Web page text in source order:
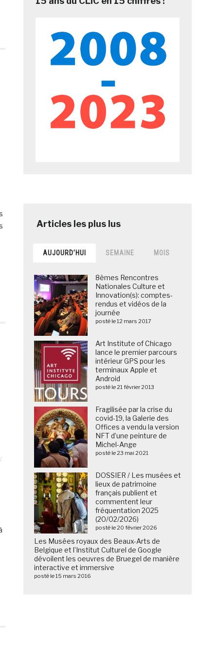
AUJOURD’HUI SEMAINE MOIS
8èmes Rencontres
Nationales Culture et
Innovation(s): comptes-
rendus et vidéos de la
journée
posté le 12 mars 2017
Art Institute of Chicago
lance le premier parcours
intérieur GPS pour les
terminaux Apple et
Android
posté le 21 février 2013
Fragilisée par la crise du
covid-19, la Galerie des
Offices a vendu la version
NFT d’une peinture de
Michel-Ange
posté le 23 mai 2021
DOSSIER / Les musées et
lieux de patrimoine
français publient et
commentent leur
fréquentation 2025
(20/02/2026)
posté le 20 février 2026
Les Musées royaux des Beaux-Arts de
Belgique et l’Institut Culturel de Google
dévoilent les oeuvres de Bruegel de manière
interactive et immersive
posté le 15 mars 2016